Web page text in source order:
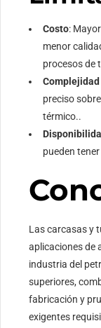
Costo:
menor
procesos de
preciso
térmico..
pueden
Las carcasas y
aplicaciones de
industria del
superiores,
fabricación y
exigentes